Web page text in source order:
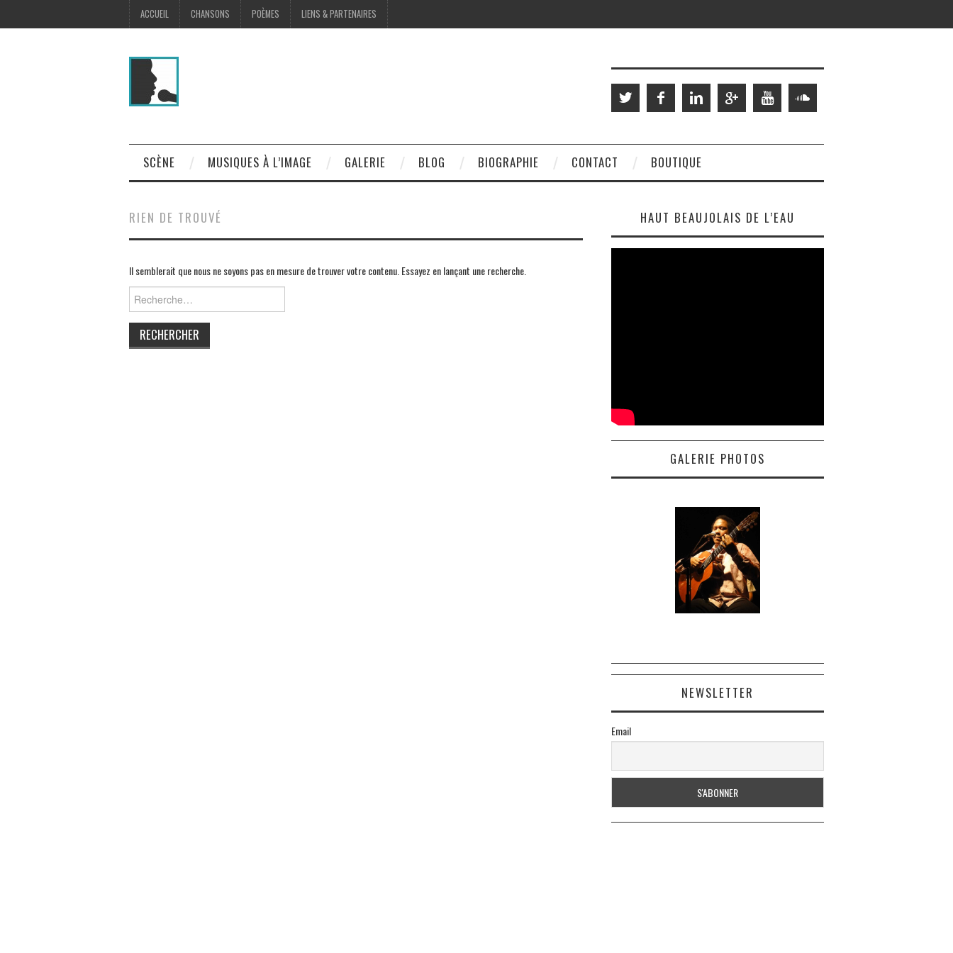
ACCUEIL CHANSONS POÈMES LIENS & PARTENAIRES
SCÈNE MUSIQUES À L’IMAGE GALERIE BLOG BIOGRAPHIE CONTACT BOUTIQUE
RIEN DE TROUVÉ
Il semblerait que nous ne soyons pas en mesure de trouver votre contenu. Essayez en lançant une recherche.
Rechercher :
HAUT BEAUJOLAIS DE L’EAU
GALERIE PHOTOS
NEWSLETTER
Email